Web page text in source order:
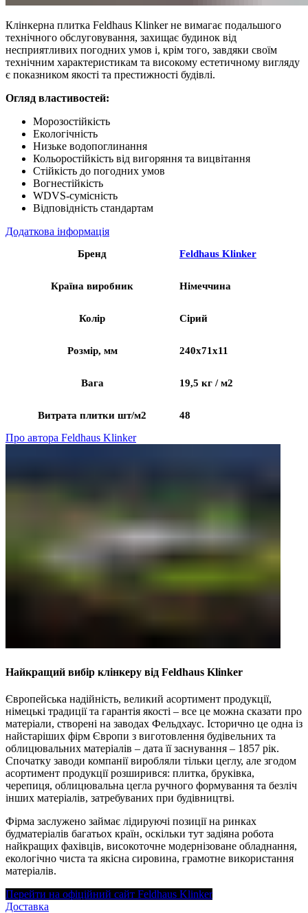
Клінкерна плитка Feldhaus Klinker не вимагає подальшого
технічного обслуговування, захищає будинок від
несприятливих погодних умов і, крім того, завдяки своїм
технічним характеристикам та високому естетичному вигляду
є показником якості та престижності будівлі.
Огляд властивостей:
Морозостійкість
Екологічність
Низьке водопоглинання
Кольоростійкість від вигоряння та вицвітання
Стійкість до погодних умов
Вогнестійкість
WDVS-сумісність
Відповідність стандартам
Додаткова інформація
Бренд Feldhaus Klinker
Країна виробник Німеччина
Колір Сірий
Розмір, мм 240x71x11
Вага 19,5 кг / м2
Витрата плитки шт/м2 48
Про автора Feldhaus Klinker
Найкращий вибір клінкеру від Feldhaus Klinker
Європейська надійність, великий асортимент продукції,
німецькі традиції та гарантія якості – все це можна сказати про
матеріали, створені на заводах Фельдхаус. Історично це одна із
найстаріших фірм Європи з виготовлення будівельних та
облицювальних матеріалів – дата її заснування – 1857 рік.
Спочатку заводи компанії виробляли тільки цеглу, але згодом
асортимент продукції розширився: плитка, бруківка,
черепиця, облицювальна цегла ручного формування та безліч
інших матеріалів, затребуваних при будівництві.
Фірма заслужено займає лідируючі позиції на ринках
будматеріалів багатьох країн, оскільки тут задіяна робота
найкращих фахівців, високоточне модернізоване обладнання,
екологічно чиста та якісна сировина, грамотне використання
матеріалів.
Перейти на офіційний сайт Feldhaus Klinker
Доставка